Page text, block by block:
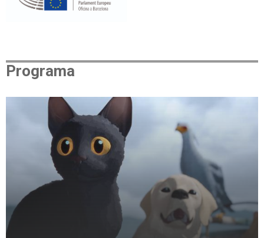
Programa